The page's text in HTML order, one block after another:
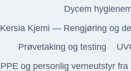
Dycem
Kersia Kjemi — Rengjøring og
Prøvetaking og testing
PPE og personlig verneutstyr